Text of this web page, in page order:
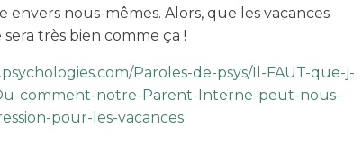
envers nous-mêmes. Alors, que les vacances
sera très bien comme ça !
Paroles-de-psys/Il-FAUT-que-j-
comment-notre-Parent-Interne-peut-nous-
pour-les-vacances